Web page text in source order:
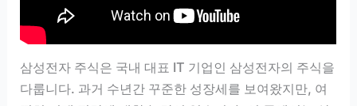
삼성전자 주식은 국내 대표 IT 기업인 삼성전자의 주식을
다룹니다. 과거 수년간 꾸준한 성장세를 보여왔지만, 여